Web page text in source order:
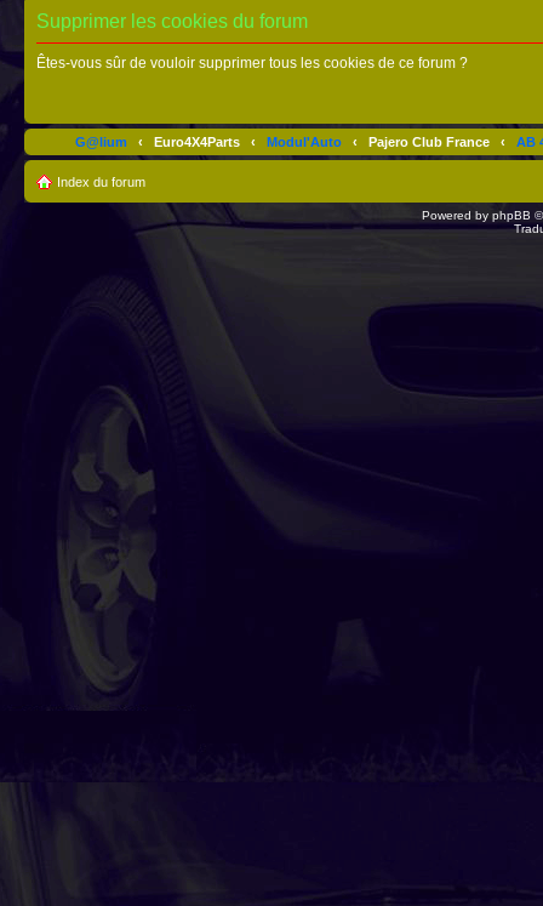
Supprimer les cookies du forum
Êtes-vous sûr de vouloir supprimer tous les cookies de ce forum ?
G@lium ‹ Euro4X4Parts ‹ Modul'Auto ‹ Pajero Club France ‹ AB
Index du forum
Powered by phpBB